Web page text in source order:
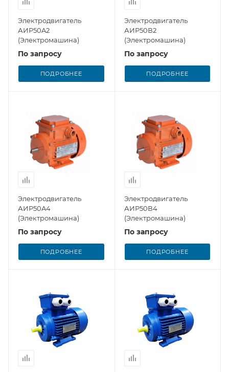
Электродвигатель
АИР50A2
(Электромашина)
По запросу
ПОДРОБНЕЕ
Электродвигатель
АИР50В2
(Электромашина)
По запросу
ПОДРОБНЕЕ
Электродвигатель
АИР50A4
(Электромашина)
По запросу
ПОДРОБНЕЕ
Электродвигатель
АИР50В4
(Электромашина)
По запросу
ПОДРОБНЕЕ